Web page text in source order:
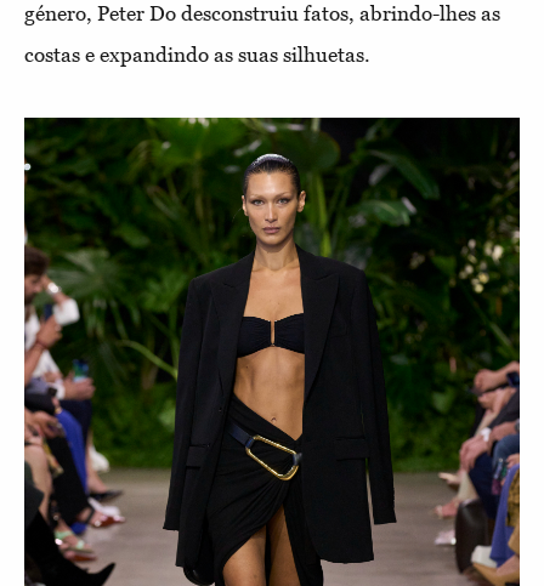
género, Peter Do desconstruiu fatos, abrindo-lhes as
costas e expandindo as suas silhuetas.